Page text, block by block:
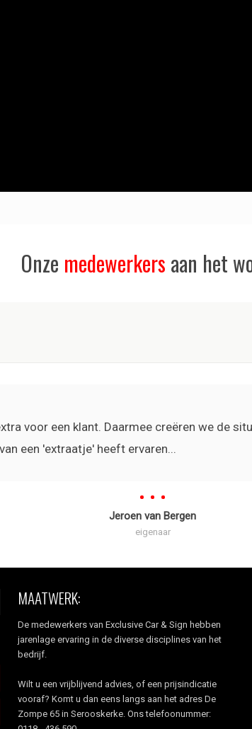
Onze medewerkers aan het
voor een klant. Daarmee creëren we de
een 'extraatje' heeft ervaren...
Jeroen van Bergen
eigenaar
MAATWERK:
De medewerkers van Exclusive Car & Sign hebben
jarenlage ervaring in de diverse disciplines van het
bedrijf.
Wilt u een vrijblijvend advies, of een prijsindicatie
vooraf? Komt u dan eens langs aan het adres De
Zompe 65 in Serooskerke. Ons telefoonummer: